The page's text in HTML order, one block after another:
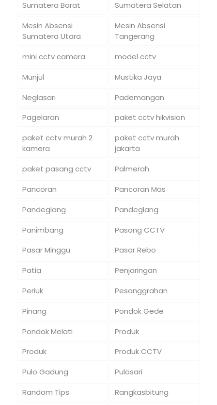
Sumatera Barat
Sumatera Selatan
Mesin Absensi
Sumatera Utara
Mesin Absensi
Tangerang
mini cctv camera
model cctv
Munjul
Mustika Jaya
Neglasari
Pademangan
Pagelaran
paket cctv hikvision
paket cctv murah 2
kamera
paket cctv murah
jakarta
paket pasang cctv
Palmerah
Pancoran
Pancoran Mas
Pandeglang
Pandeglang
Panimbang
Pasang CCTV
Pasar Minggu
Pasar Rebo
Patia
Penjaringan
Periuk
Pesanggrahan
Pinang
Pondok Gede
Pondok Melati
Produk
Produk
Produk CCTV
Pulo Gadung
Pulosari
Random Tips
Rangkasbitung